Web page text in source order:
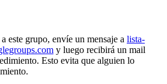
este grupo, envíe un mensaje a lista-
y luego recibirá un mail
Esto evita que alguien lo